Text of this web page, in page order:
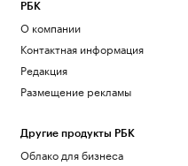
РБК
О компании
Контактная информация
Редакция
Размещение рекламы
Другие продукты РБК
Облако для бизнеса